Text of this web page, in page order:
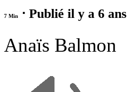
7 Min ⋅ Publié il y a 6 ans
Anaïs Balmon